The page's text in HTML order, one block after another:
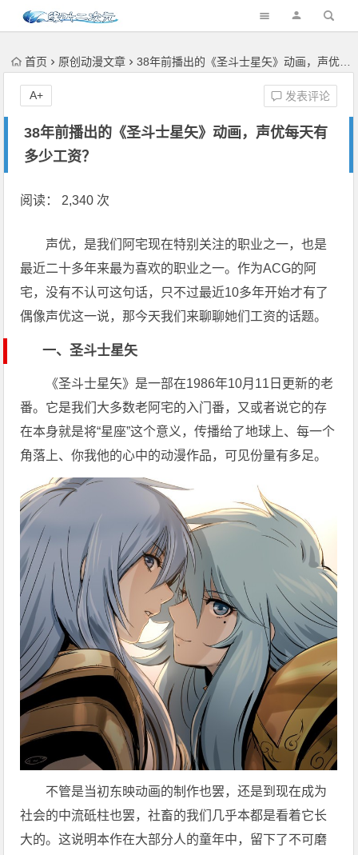
首页 原创动漫文章 38年前播出的《圣斗士星矢》动画，声优每天有多少工资？
38年前播出的《圣斗士星矢》动画，声优每天有
多少工资？
发表评论
A+
阅读： 2,340 次
声优，是我们阿宅现在特别关注的职业之一，也是
最近二十多年来最为喜欢的职业之一。作为ACG的阿
宅，没有不认可这句话，只不过最近10多年开始才有了
偶像声优这一说，那今天我们来聊聊她们工资的话题。
一、圣斗士星矢
《圣斗士星矢》是一部在1986年10月11日更新的老
番。它是我们大多数老阿宅的入门番，又或者说它的存
在本身就是将“星座”这个意义，传播给了地球上、每一个
角落上、你我他的心中的动漫作品，可见份量有多足。
不管是当初东映动画的制作也罢，还是到现在成为
社会的中流砥柱也罢，社畜的我们几乎本都是看着它长
大的。这说明本作在大部分人的童年中，留下了不可磨